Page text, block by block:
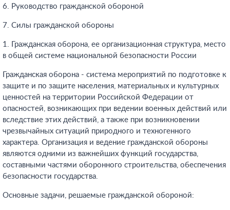
6. Руководство гражданской обороной
7. Силы гражданской обороны
1. Гражданская оборона, ее организационная структура, место
в общей системе национальной безопасности России
Гражданская оборона - система мероприятий по подготовке к
защите и по защите населения, материальных и культурных
ценностей на территории Российской Федерации от
опасностей, возникающих при ведении военных действий или
вследствие этих действий, а также при возникновении
чрезвычайных ситуаций природного и техногенного
характера. Организация и ведение гражданской обороны
являются одними из важнейших функций государства,
составными частями оборонного строительства, обеспечения
безопасности государства.
Основные задачи, решаемые гражданской обороной: